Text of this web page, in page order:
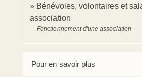
Bénévoles, volontaires et
association
Fonctionnement d'une association
Pour en savoir plus